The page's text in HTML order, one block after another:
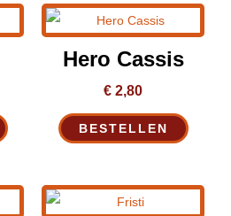
product
Deze
kan
Hero Cassis
€ 2,80
BESTELLEN